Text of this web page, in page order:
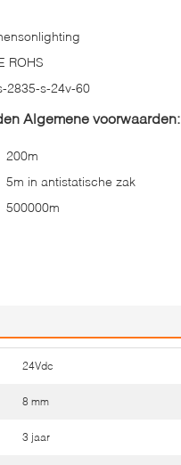
ROHS
2835-s-24v-60
Algemene voorwaarden:
200m
5m in antistatische zak
500000m
24Vdc
8 mm
3 jaar